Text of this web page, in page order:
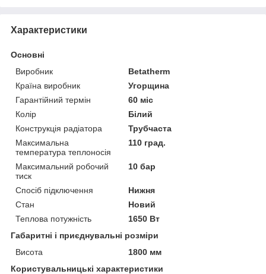
Характеристики
Основні
Виробник
Betatherm
Країна виробник
Угорщина
Гарантійний термін
60 міс
Колір
Білий
Конструкція радіатора
Трубчаста
Максимальна
температура теплоносія
110 град.
Максимальний робочий
тиск
10 бар
Спосіб підключення
Нижня
Стан
Новий
Теплова потужність
1650 Вт
Габаритні і приєднувальні розміри
Висота
1800 мм
Користувальницькі характеристики